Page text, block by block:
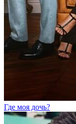
Где моя дочь?